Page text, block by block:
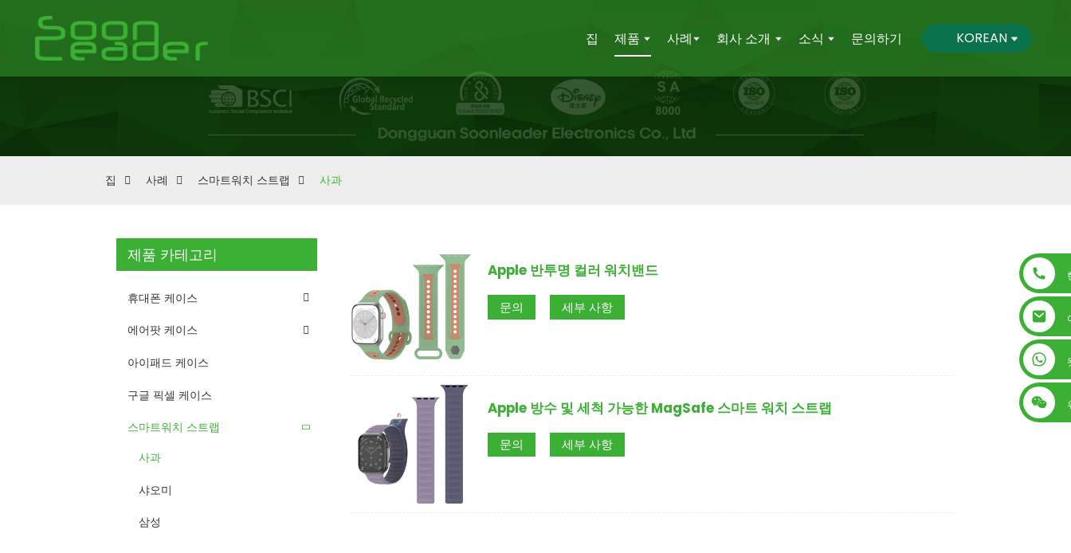
집 제품 사례 회사 소개 소식 문의하기 KOREAN
집 사례 스마트워치 스트랩 사과
제품 카테고리
휴대폰 케이스
에어팟 케이스
아이패드 케이스
구글 픽셀 케이스
스마트워치 스트랩
사과
샤오미
삼성
Apple 반투명 컬러 워치밴드
문의 세부 사항
Apple 방수 및 세척 가능한 MagSafe 스마트 워치 스트랩
문의 세부 사항